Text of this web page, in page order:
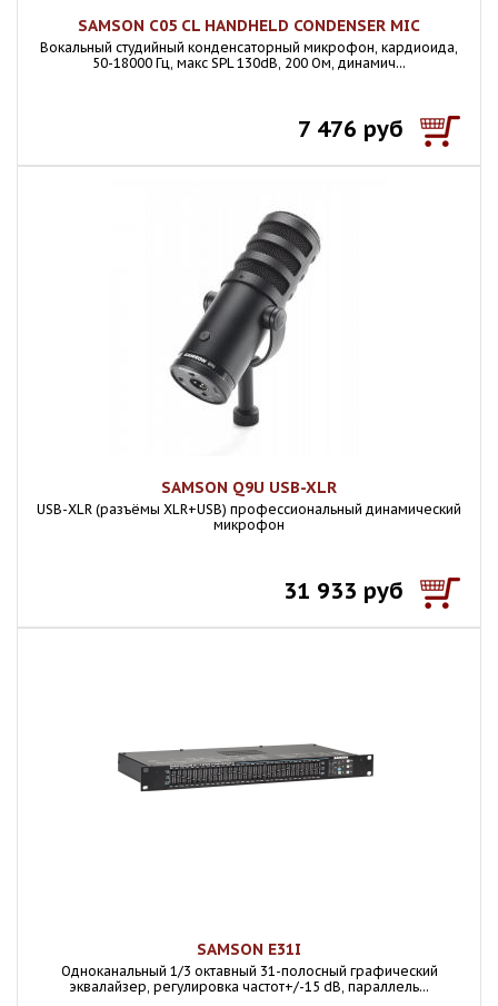
SAMSON C05 CL HANDHELD CONDENSER MIC
Вокальный студийный конденсаторный микрофон, кардиоида,
50-18000 Гц, макс SPL 130dB, 200 Ом, динамич...
7 476 руб
SAMSON Q9U USB-XLR
USB-XLR (разъёмы XLR+USB) профессиональный динамический
микрофон
31 933 руб
SAMSON E31I
Одноканальный 1/3 октавный 31-полосный графический
эквалайзер, регулировка частот+/-15 dB, параллель...